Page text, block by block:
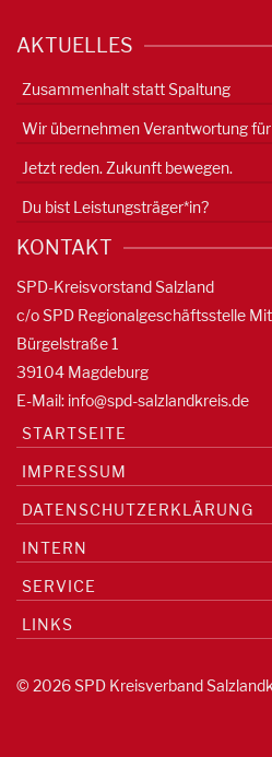
AKTUELLES
Zusammenhalt statt Spaltung
Wir übernehmen Verantwortung
Jetzt reden. Zukunft bewegen.
Du bist Leistungsträger*in?
KONTAKT
SPD-Kreisvorstand Salzland
c/o SPD Regionalgeschäftsstelle
Bürgelstraße 1
39104 Magdeburg
E-Mail: info@spd-salzlandkreis.de
STARTSEITE
IMPRESSUM
DATENSCHUTZERKLÄRUNG
INTERN
SERVICE
LINKS
© 2026 SPD Kreisverband